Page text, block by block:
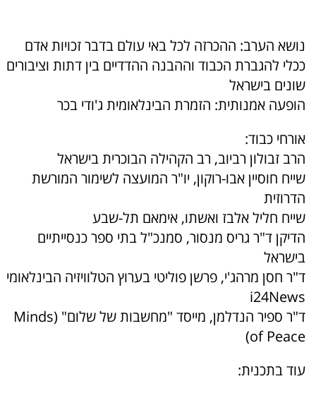
נושא הערב: ההכרזה לכל באי עולם בדבר זכויות אדם
ככלי להגברת הכבוד וההבנה ההדדיים בין דתות וציבורים
שונים בישראל
הופעה אמנותית: הזמרת הבינלאומית ג'ודי בכר
אורחי כבוד:
הרב זבולון רביוב, רב הקהילה הבוכרית בישראל
שייח חוסיין אבו-רוקון, יו"ר המועצה לשימור המורשת
הדרוזית
שייח חליל אלבז ואשתו, אימאם תל-שבע
הדיקן ד"ר גריס מנסור, סמנכ"ל בתי ספר כנסייתיים
בישראל
ד"ר חסן מרהג'י, פרשן פוליטי בערוץ הטלוויזיה הבינלאומי
i24News
ד"ר ספיר הנדלמן, מייסד "מחשבות של שלום" (Minds
of Peace)
עוד בתכנית: